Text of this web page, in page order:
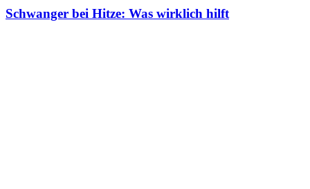
Schwanger bei Hitze: Was wirklich hilft